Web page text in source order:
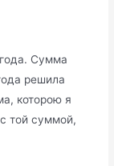
Сумма
решила
которою я
той суммой,